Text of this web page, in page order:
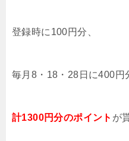
登録時に100円分、
毎月8・18・28日に400円
計1300円分のポイント が